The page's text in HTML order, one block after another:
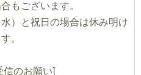
もございます。
）と祝日の場合は休み明け
。
信のお願い]